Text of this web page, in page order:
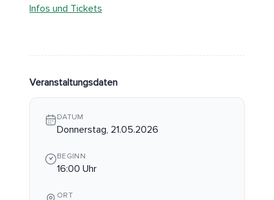
Infos und Tickets
Veranstaltungsdaten
DATUM
Donnerstag, 21.05.2026
BEGINN
16:00 Uhr
ORT